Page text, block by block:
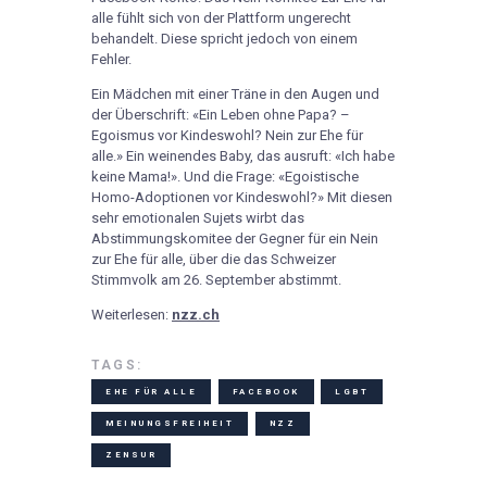
alle fühlt sich von der Plattform ungerecht
behandelt. Diese spricht jedoch von einem
Fehler.
Ein Mädchen mit einer Träne in den Augen und
der Überschrift: «Ein Leben ohne Papa? –
Egoismus vor Kindeswohl? Nein zur Ehe für
alle.» Ein weinendes Baby, das ausruft: «Ich habe
keine Mama!». Und die Frage: «Egoistische
Homo-Adoptionen vor Kindeswohl?» Mit diesen
sehr emotionalen Sujets wirbt das
Abstimmungskomitee der Gegner für ein Nein
zur Ehe für alle, über die das Schweizer
Stimmvolk am 26. September abstimmt.
Weiterlesen: nzz.ch
TAGS:
EHE FÜR ALLE FACEBOOK LGBT
MEINUNGSFREIHEIT NZZ
ZENSUR